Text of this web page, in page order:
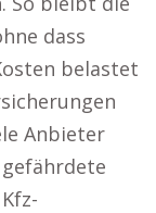
dass
belastet
Anbieter